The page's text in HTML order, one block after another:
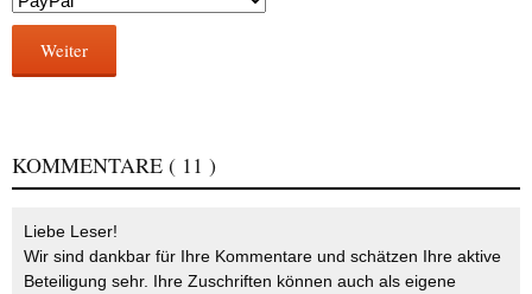
Weiter
KOMMENTARE ( 11 )
Liebe Leser!
Wir sind dankbar für Ihre Kommentare und schätzen Ihre aktive
Beteiligung sehr. Ihre Zuschriften können auch als eigene